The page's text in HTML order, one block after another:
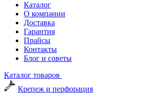
Каталог
О компании
Доставка
Гарантия
Прайсы
Контакты
Блог и советы
Каталог товаров
Крепеж и перфорация